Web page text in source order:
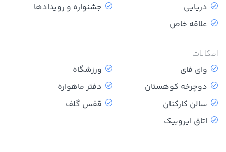
دریایی
جشنواره و رویدادها
علاقه خاص
امکانات
وای فای
ورزشگاه
دوچرخه کوهستان
دفتر ماهواره
سالن کارکنان
قفس گلف
اتاق ایروبیک